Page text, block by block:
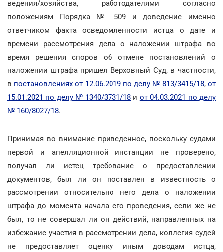
ведения/хозяйства, работодателями согласно
положениям Порядка № 509 и доведение именно
ответчиком факта осведомленности истца о дате и
времени рассмотрения дела о наложении штрафа во
время решения споров об отмене постановлений о
наложении штрафа пришел Верховный Суд, в частности,
в постановлениях от 12.06.2019 по делу № 813/3415/18,от
15.01.2021 по делу № 1340/3731/18 и от 04.03.2021 по делу
№ 160/8027/18.
Принимая во внимание приведенное, поскольку судами
первой и апелляционной инстанции не проверено,
получал ли истец требование о предоставлении
документов, был ли он поставлен в известность о
рассмотрении относительно него дела о наложении
штрафа до момента начала его проведения, если же не
был, то не совершал ли он действий, направленных на
избежание участия в рассмотрении дела, коллегия судей
не предоставляет оценку иным доводам истца,